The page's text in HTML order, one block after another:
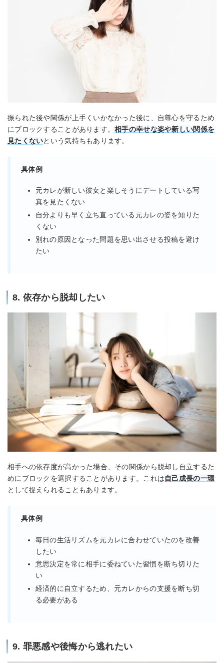
振られた後や関係が上手くいかなかった後に、自尊心を守るため
にブロックすることがあります。相手の幸せな姿や新しい関係を
見たくないという気持ちもあります。
具体例
元カレが新しい彼女と楽しそうにデートしている写
真を見たくない
自分よりも早く立ち直っている元カレの姿を知りた
くない
別れの原因となった問題を思い出させる投稿を避け
たい
8. 依存から脱却したい
相手への依存度が高かった場合、その関係から脱却し自立するた
めにブロックを選択することがあります。これは自己成長の一環
として捉えられることもあります。
具体例
毎日の生活リズムを元カレに合わせていたのを改善
したい
意思決定を常に相手に委ねていた習慣を断ち切りた
い
経済的に自立するため、元カレからの支援を断ち切
る必要がある
9. 罪悪感や後悔から逃れたい